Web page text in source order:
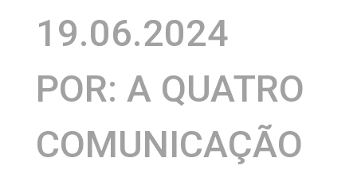
19.06.2024
POR: A QUATRO
COMUNICAÇÃO